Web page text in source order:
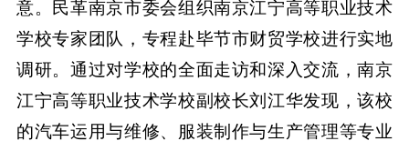
意。民革南京市委会组织南京江宁高等职业技术
学校专家团队，专程赴毕节市财贸学校进行实地
调研。通过对学校的全面走访和深入交流，南京
江宁高等职业技术学校副校长刘江华发现，该校
的汽车运用与维修、服装制作与生产管理等专业